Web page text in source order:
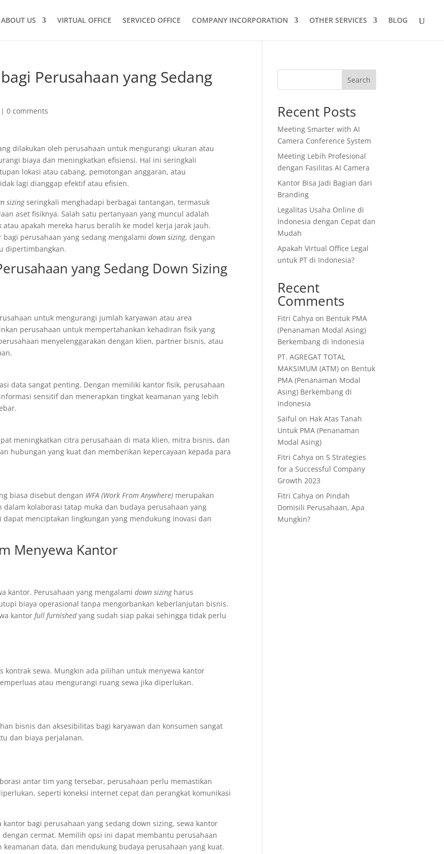
ABOUT US VIRTUAL OFFICE SERVICED OFFICE COMPANY INCORPORATION OTHER SERVICES BLOG
Perusahaan yang Sedang
|0 comments
dilakukan oleh perusahaan untuk mengurangi ukuran atau
biaya dan meningkatkan efisiensi. Hal ini seringkali
lokasi atau cabang, pemotongan anggaran, atau
lagi dianggap efektif atau efisien.
sizingseringkali menghadapi berbagai tantangan, termasuk
aset fisiknya. Salah satu pertanyaan yang muncul adalah
apakah mereka harus beralih ke model kerja jarak jauh.
perusahaan yang sedang mengalamidown sizing, dengan
dipertimbangkan.
yang Sedang Down Sizing
untuk mengurangi jumlah karyawan atau area
perusahaan untuk mempertahankan kehadiran fisik yang
menyelenggarakan dengan klien, partner bisnis, atau
data sangat penting. Dengan memiliki kantor fisik, perusahaan
sensitif dan menerapkan tingkat keamanan yang lebih
meningkatkan citra perusahaan di mata klien, mitra bisnis, dan
hubungan yang kuat dan memberikan kepercayaan kepada para
biasa disebut dengan WFA (Work From Anywhere) merupakan
kolaborasi tatap muka dan budaya perusahaan yang
menciptakan lingkungan yang mendukung inovasi dan
Menyewa Kantor
kantor. Perusahaan yang mengalamidown sizingharus
biaya operasional tanpa mengorbankan keberlanjutan bisnis.
kantorfull furnishedyang sudah siap pakai sehingga tidak perlu
sewa. Mungkin ada pilihan untuk menyewa kantor
atau mengurangi ruang sewa jika diperlukan.
bisnis dan aksesibilitas bagi karyawan dan konsumen sangat
dan biaya perjalanan.
antar tim yang tersebar, perusahaan perlu memastikan
seperti koneksi internet cepat dan perangkat komunikasi
bagi perusahaan yang sedang down sizing, sewa kantor
cermat. Memilih opsi ini dapat membantu perusahaan
data, dan mendukung budaya perusahaan yang kuat.
Search
Recent Posts
Meeting Smarter with AI
Camera Conference System
Meeting Lebih Profesional
dengan Fasilitas AI Camera
Kantor Bisa Jadi Bagian dari
Branding
Legalitas Usaha Online di
Indonesia dengan Cepat dan
Mudah
Apakah Virtual Office Legal
untuk PT di Indonesia?
Recent
Comments
Fitri Cahya on Bentuk PMA
(Penanaman Modal Asing)
Berkembang di Indonesia
PT. AGREGAT TOTAL
MAKSIMUM (ATM) on Bentuk
PMA (Penanaman Modal
Asing) Berkembang di
Indonesia
Saiful on Hak Atas Tanah
Untuk PMA (Penanaman
Modal Asing)
Fitri Cahya on 5 Strategies
for a Successful Company
Growth 2023
Fitri Cahya on Pindah
Domisili Perusahaan, Apa
Mungkin?